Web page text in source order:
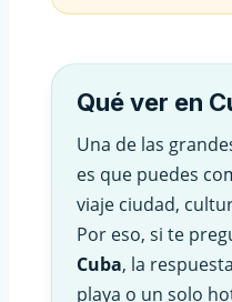
Qué ver en
Una de las
es que puedes
viaje ciudad,
Por eso, si te
Cuba, la
playa o un solo